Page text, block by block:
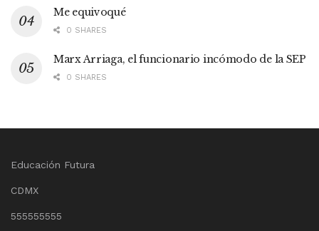
Me equivoqué
0 SHARES
Marx Arriaga, el funcionario incómodo de la SEP
0 SHARES
Educación Futura
CDMX
555555555